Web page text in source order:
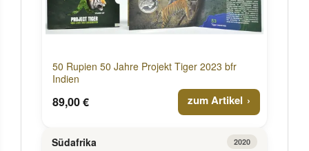
50 Rupien 50 Jahre Projekt Tiger 2023 bfr
Indien
89,00 € zum Artikel
Südafrika 2020